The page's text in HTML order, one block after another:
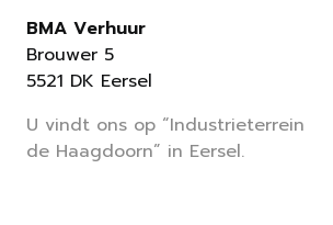
BMA Verhuur
Brouwer 5
5521 DK Eersel
U vindt ons op “Industrieterrein
de Haagdoorn” in Eersel.